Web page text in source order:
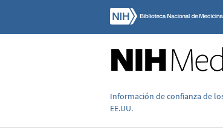
Información de confianza de
EE.UU.